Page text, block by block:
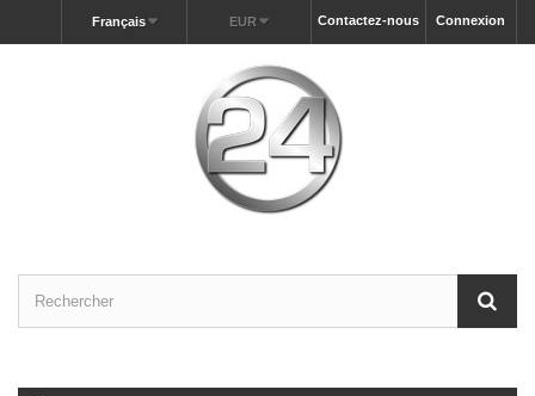
Connexion
Contactez-nous
EUR
Français